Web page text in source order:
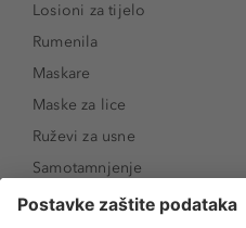
Losioni za tijelo
Rumenila
Maskare
Maske za lice
Ruževi za usne
Samotamnjenje
Puderi